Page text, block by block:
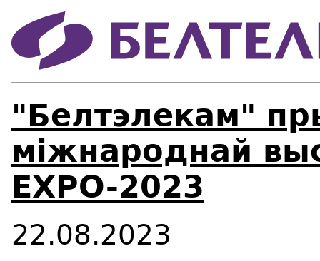
"Белтэлекам"
міжнароднай
EXPO-2023
22.08.2023